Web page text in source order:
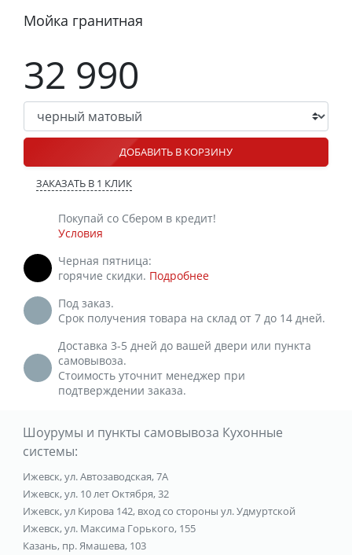
Мойка гранитная
32 990
ДОБАВИТЬ В КОРЗИНУ
ЗАКАЗАТЬ В 1 КЛИК
Покупай со Сбером в кредит!
Условия
Черная пятница:
горячие скидки. Подробнее
Под заказ.
Срок получения товара на склад от 7 до 14 дней.
Доставка 3-5 дней до вашей двери или пункта
самовывоза.
Стоимость уточнит менеджер при
подтверждении заказа.
Шоурумы и пункты самовывоза Кухонные
системы:
Ижевск, ул. Автозаводская, 7А
Ижевск, ул. 10 лет Октября, 32
Ижевск, ул Кирова 142, вход со стороны ул. Удмуртской
Ижевск, ул. Максима Горького, 155
Казань, пр. Ямашева, 103